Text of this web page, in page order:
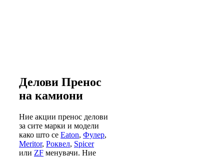
Делови Пренос
на камиони
Ние акции пренос делови
за сите марки и модели
како што се Eaton, Фулер,
Meritor, Роквел, Spicer
или ZF менувачи. Ние